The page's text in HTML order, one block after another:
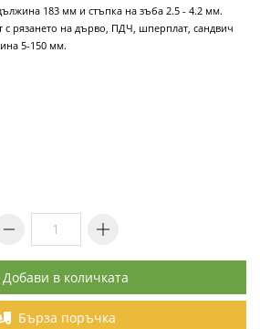
183 мм и стъпка на зъба 2.5 - 4.2 мм.
с рязането на дърво, ПДЧ, шперплат, сандвич
5-150 мм.
Добави в количката
Бърза поръчка